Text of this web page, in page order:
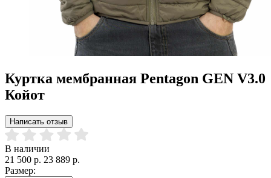
Куртка мембранная Pentagon GEN V3.0
Койот
Написать отзыв
В наличии
21 500 р. 23 889 р.
Размер: